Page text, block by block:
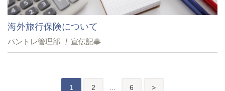
海外旅行保険について
パントレ管理部 宣伝記事
1 2 6 後
>